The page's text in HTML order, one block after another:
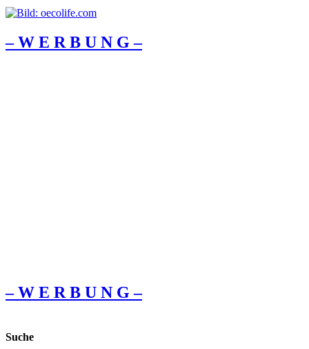
– W Ε R Β U Ν G –
– W Ε R Β U Ν G –
Suche